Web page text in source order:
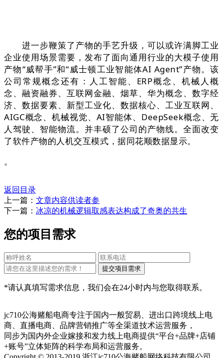
进一步鞭策了产物的手艺升级，可以或许满脚工业
企业使用场景需要，发布了面向通用行业的大模子使用
产物“威帮手”和“威士顿工业智能体AI Agent”产物。该
公司常规概念还有：人工智能、ERP概念、机械人概
念、融资融券、互联网金融、烟草、华为概念、数字经
济、数据要素、新型工业化、数据核心、工业互联网、
AIGC概念、机械视觉、AI智能体、DeepSeek概念、无
人驾驶、智能物流。并丰硕了公司的产物线。全面改变
了软件产物的人机交互模式，据同花顺数据显示。
。
返回目录
上一篇： 文章内容供读者参
下一篇： 冰凉的机械逻辑取感表达构成了奇奥的共生
您的项目需求
*请认真填写需求信息，我们会在24小时内与您取得联系。
jc710公海赌船电商专注于国内一般贸易、进出口跨境线上电
商、直播电商、品牌营销推广等全渠道技术运营服务，
同步为国内外企业嫁接和发力线上电商提供“平台+品牌+店铺
+账号”立体矩阵的科学布局和运营服务。